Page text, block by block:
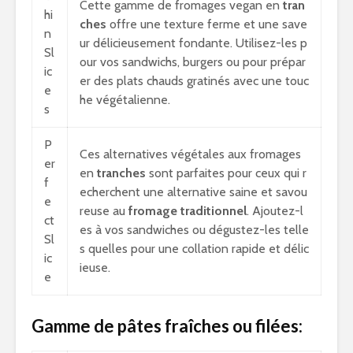
hi
n
Sl
ic
e
s
Cette gamme de fromages vegan en tran
ches offre une texture ferme et une save
ur délicieusement fondante. Utilisez-les p
our vos sandwichs, burgers ou pour prépar
er des plats chauds gratinés avec une touc
he végétalienne.
P
er
f
e
ct
Sl
ic
e
Ces alternatives végétales aux fromages
en tranches sont parfaites pour ceux qui r
echerchent une alternative saine et savou
reuse au fromage traditionnel. Ajoutez-l
es à vos sandwiches ou dégustez-les telle
s quelles pour une collation rapide et délic
ieuse.
Gamme de pâtes fraîches ou filées: